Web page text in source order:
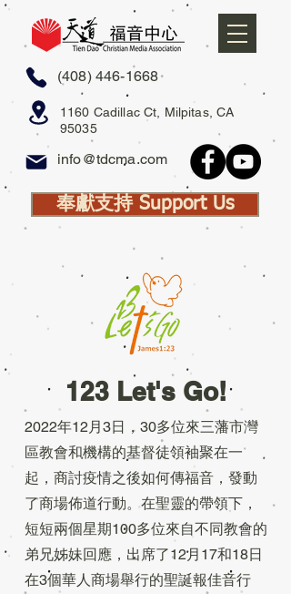
(408) 446-1668
1160 Cadillac Ct, Milpitas, CA
95035
info@tdcma.com
奉獻支持 Support Us
123 Let's Go!
2022年12月3日，30多位來三藩市灣
區教會和機構的基督徒領袖聚在一
起，商討疫情之後如何傳福音，發動
了商場佈道行動。在聖靈的帶領下，
短短兩個星期100多位來自不同教會的
弟兄姊妹回應，出席了12月17和18日
在3個華人商場舉行的聖誕報佳音行